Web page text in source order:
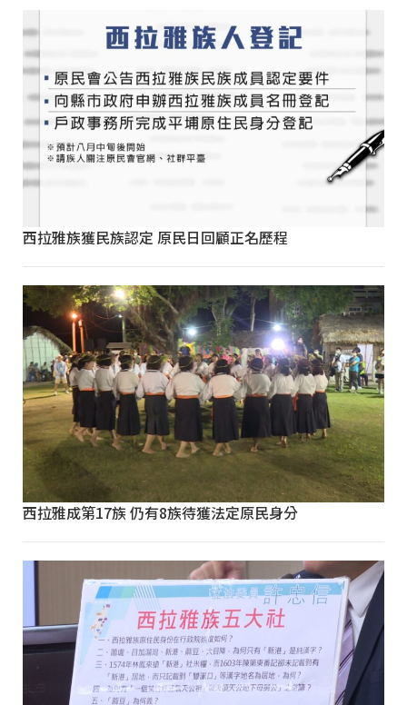
西拉雅族獲民族認定 原民日回顧正名歷程
西拉雅成第17族 仍有8族待獲法定原民身分